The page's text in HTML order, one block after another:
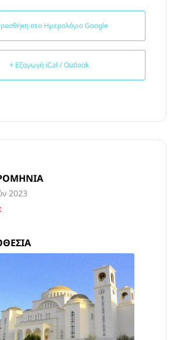
στο Ημερολόγιο Google
+ Εξαγωγή iCal / Outlook
2023